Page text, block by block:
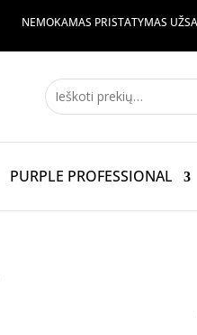
NEMOKAMAS PRISTATYMAS
PURPLE PROFESSIONAL